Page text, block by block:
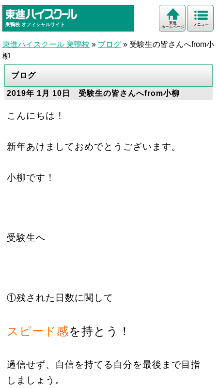
巣鴨校 オフィシャルサイト メニュー
東進
ホームページ
東進ハイスクール 巣鴨校 » ブログ » 受験生の皆さんへfrom小
柳
ブログ
2019年 1月 10日 受験生の皆さんへfrom小柳
こんにちは！
新年あけましておめでとうございます。
小柳です！
受験生へ
①残された日数に関して
スピード感を持とう！
過信せず、自信を持てる自分を最後まで目指
しましょう。